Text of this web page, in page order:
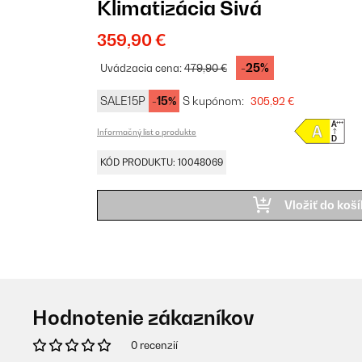
Klimatizácia Sivá
359,90 €
Uvádzacia cena:479,90 € -25%
SALE15P -15% S kupónom: 305,92 €
Informačný list o produkte
KÓD PRODUKTU: 10048069
Vložiť do
Hodnotenie zákazníkov
0 recenzií